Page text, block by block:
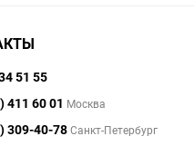
51 55
411 60 01 Москва
309-40-78Санкт-Петербург